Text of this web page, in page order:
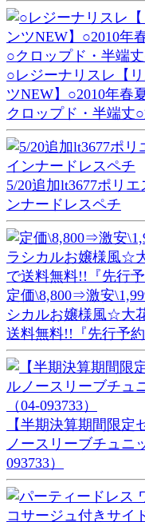
○レジーナリスレ【
ツNEW】○2010年春
クロップド・半端丈
5/20追加lt3677ポリ
ンナードレスペチ
定価\8,800⇒激安
シカルお嬢様風☆大
送料無料!!『先行予
【半期決算期間限
ノースリーブチュニ
093733）